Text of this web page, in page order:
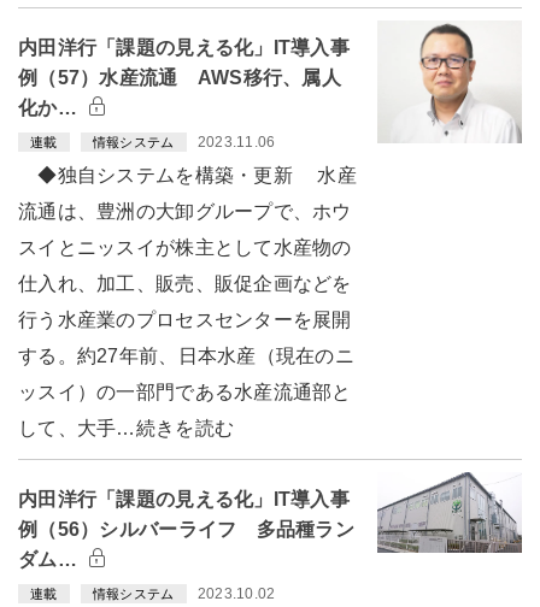
内田洋行「課題の見える化」IT導入事
例（57）水産流通 AWS移行、属人
化か…
連載 情報システム 2023.11.06
◆独自システムを構築・更新 水産
流通は、豊洲の大卸グループで、ホウ
スイとニッスイが株主として水産物の
仕入れ、加工、販売、販促企画などを
行う水産業のプロセスセンターを展開
する。約27年前、日本水産（現在のニ
ッスイ）の一部門である水産流通部と
して、大手…続きを読む
内田洋行「課題の見える化」IT導入事
例（56）シルバーライフ 多品種ラン
ダム…
連載 情報システム 2023.10.02